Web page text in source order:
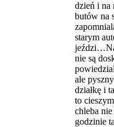
dzień i na
butów na
starym
nie są
ale
działkę i
to
chleba
godzinie